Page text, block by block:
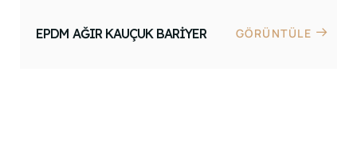
EPDM AĞIR KAUÇUK BARIYER GÖRÜNTÜLE